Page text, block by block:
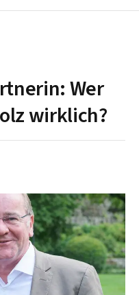
Wer
wirklich?